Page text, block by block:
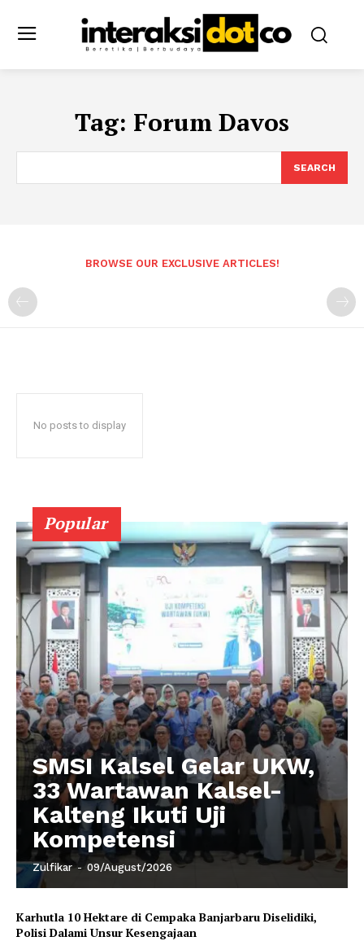
Tag: Forum Davos
SEARCH
BROWSE OUR EXCLUSIVE ARTICLES!
No posts to display
Popular
SMSI Kalsel Gelar UKW,
33 Wartawan Kalsel-
Kalteng Ikuti Uji
Kompetensi
Zulfikar - 09/August/2026
Karhutla 10 Hektare di Cempaka Banjarbaru Diselidiki,
Polisi Dalami Unsur Kesengajaan